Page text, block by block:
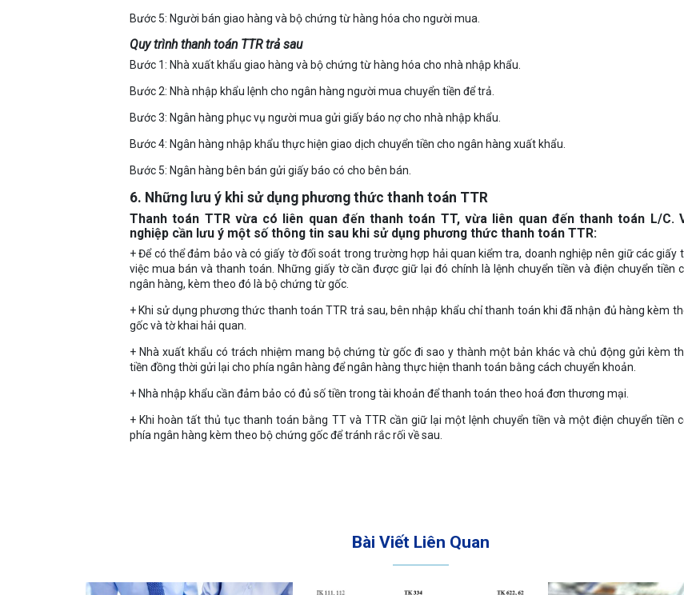
Bước 5: Người bán giao hàng và bộ chứng từ hàng hóa cho người mua.
Quy trình thanh toán TTR trả sau
Bước 1: Nhà xuất khẩu giao hàng và bộ chứng từ hàng hóa cho nhà nhập khẩu.
Bước 2: Nhà nhập khẩu lệnh cho ngân hàng người mua chuyển tiền để trả.
Bước 3: Ngân hàng phục vụ người mua gửi giấy báo nợ cho nhà nhập khẩu.
Bước 4: Ngân hàng nhập khẩu thực hiện giao dịch chuyển tiền cho ngân hàng xuất khẩu.
Bước 5: Ngân hàng bên bán gửi giấy báo có cho bên bán.
6. Những lưu ý khi sử dụng phương thức thanh toán TTR
Thanh toán TTR vừa có liên quan đến thanh toán TT, vừa liên quan đến thanh toán L/C.
nghiệp cần lưu ý một số thông tin sau khi sử dụng phương thức thanh toán TTR:
+ Để có thể đảm bảo và có giấy tờ đối soát trong trường hợp hải quan kiểm tra, doanh nghiệp nên giữ các giấy
việc mua bán và thanh toán. Những giấy tờ cần được giữ lại đó chính là lệnh chuyển tiền và điện chuyển tiền
ngân hàng, kèm theo đó là bộ chứng từ gốc.
+ Khi sử dụng phương thức thanh toán TTR trả sau, bên nhập khẩu chỉ thanh toán khi đã nhận đủ hàng kèm
gốc và tờ khai hải quan.
+ Nhà xuất khẩu có trách nhiệm mang bộ chứng từ gốc đi sao y thành một bản khác và chủ động gửi kèm
tiền đồng thời gửi lại cho phía ngân hàng để ngân hàng thực hiện thanh toán bằng cách chuyển khoản.
+ Nhà nhập khẩu cần đảm bảo có đủ số tiền trong tài khoản để thanh toán theo hoá đơn thương mại.
+ Khi hoàn tất thủ tục thanh toán bằng TT và TTR cần giữ lại một lệnh chuyển tiền và một điện chuyển tiền
phía ngân hàng kèm theo bộ chứng gốc để tránh rắc rối về sau.
Bài Viết Liên Quan